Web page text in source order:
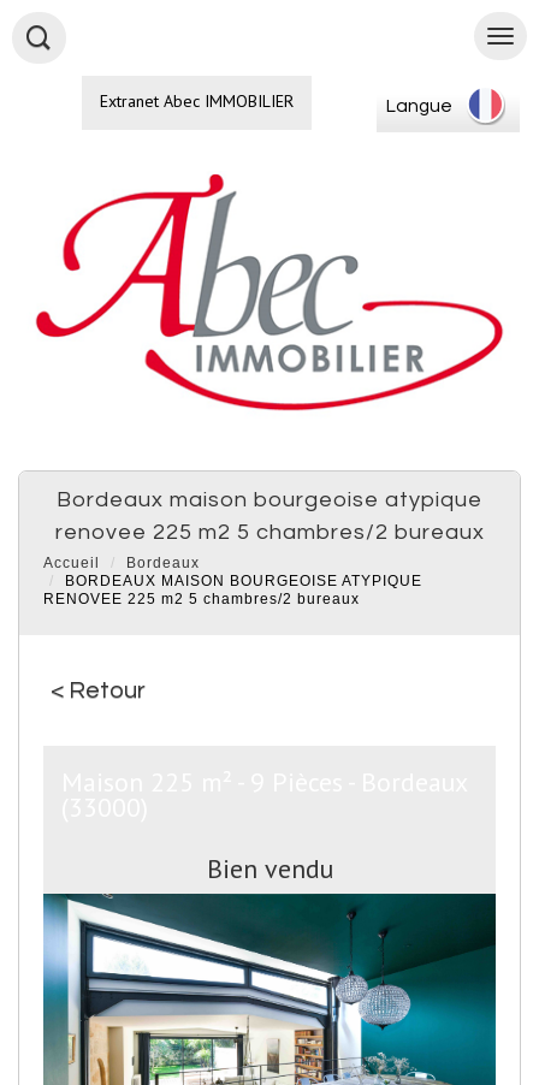
Extranet Abec IMMOBILIER Langue
bordeaux maison bourgeoise atypique
renovee 225 m2 5 chambres/2 bureaux
Accueil
Bordeaux
BORDEAUX MAISON BOURGEOISE ATYPIQUE
RENOVEE 225 m2 5 chambres/2 bureaux
< Retour
Bien vendu